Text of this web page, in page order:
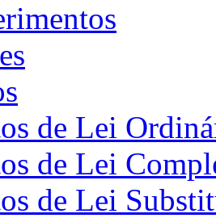
de Lei
de Lei
de Lei